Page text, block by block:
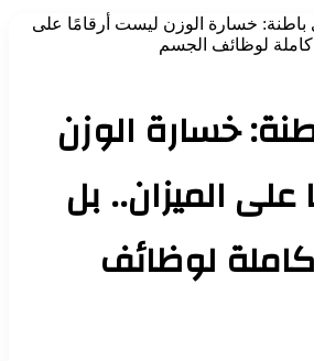
باطنة: خسارة الوزن ليست أرقامًا على
كاملة لوظائف الجسم
خسارة الوزن
الميزان.. بل
لوظائف